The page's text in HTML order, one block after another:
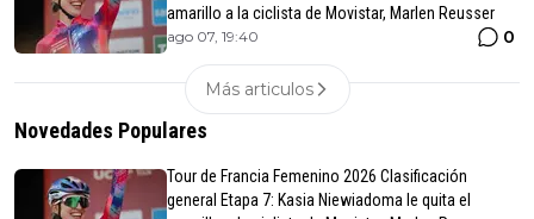
amarillo a la ciclista de Movistar, Marlen Reusser
ago 07, 19:40 0
Más articulos
Novedades Populares
Tour de Francia Femenino 2026 Clasificación
general Etapa 7: Kasia Niewiadoma le quita el